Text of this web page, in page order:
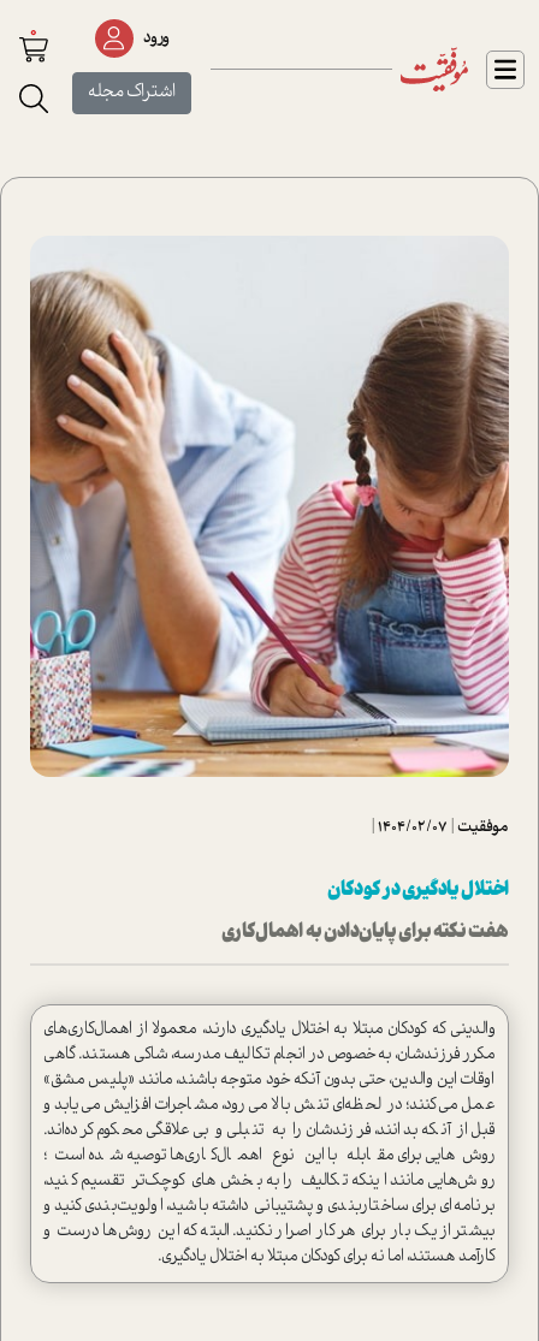
ورود
اشتراک مجله
0
موفقیت|
1404/02/07
|
اختلال یادگیری در کودکان
هفت نکته برای پایان‌دادن به اهمال‌کاری
والدینی که کودکان مبتلا به اختلال یادگیری دارند، معمولا از اهمال‌کاری‌های
مکرر فرزندشان، به‌خصوص در انجام تکالیف مدرسه، شاکی هستند. گاهی
اوقات این والدین، حتی بدون آنکه خود متوجه باشند، مانند «پلیس مشق»
عمل می‌کنند؛ در لحظه‌ای تنش بالا می‌رود، مشاجرات افزایش می‌یابد و
قبل از آنکه بدانند، فرزندشان را به تنبلی و بی‌علاقگی محکوم کرده‌اند.
روش‌هایی برای مقابله با این نوع اهمال‌کاری‌ها توصیه شده است؛
روش‌هایی مانند اینکه تکالیف را به بخش‌های کوچک‌تر تقسیم کنید،
برنامه‌ای برای ساختاربندی و پشتیبانی داشته باشید، اولویت‌بندی کنید و
بیشتر از یک بار برای هر کار اصرار نکنید. البته که این روش‌ها درست و
کارآمد هستند، اما نه برای کودکان مبتلا به اختلال یادگیری.